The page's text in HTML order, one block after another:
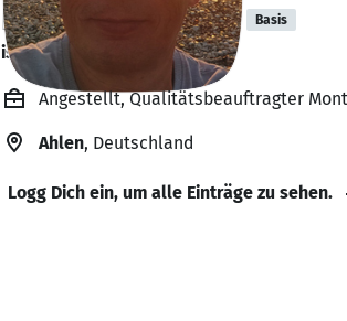
Detlef Herrmann Basis
ist offen für Projekte. 🔎
Angestellt, Qualitätsbeauftragter
Ahlen, Deutschland
Logg Dich ein, um alle Einträge zu sehen.